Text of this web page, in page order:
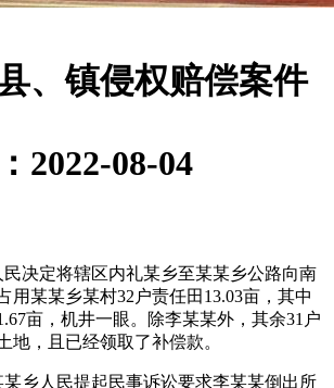
、镇侵权赔偿案件
2022-08-04
民决定将辖区内礼某乡至某某乡公路向南
用某某乡某村32户责任田13.03亩，其中
亩，机井一眼。除李某某外，其余31户
地，且已经领取了补偿款。
某乡人民提起民事诉讼要求李某某倒出所